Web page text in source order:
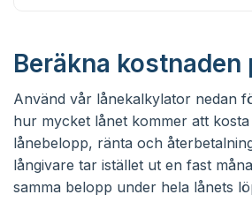
Beräkna kostnaden
Använd vår lånekalkylator nedan
hur mycket lånet kommer att kosta
lånebelopp, ränta och
långivare tar istället ut en fast
samma belopp under hela lånets